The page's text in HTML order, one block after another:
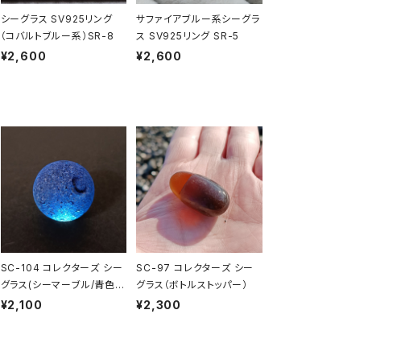
シーグラス SV925リング
（コバルトブルー系）SR-8
¥2,600
サファイアブルー系シーグラ
ス SV925リング SR-5
¥2,600
SC-104 コレクターズ シー
グラス(シーマーブル/青色
系）
¥2,100
SC-97 コレクターズ シー
グラス（ボトルストッパー）
¥2,300